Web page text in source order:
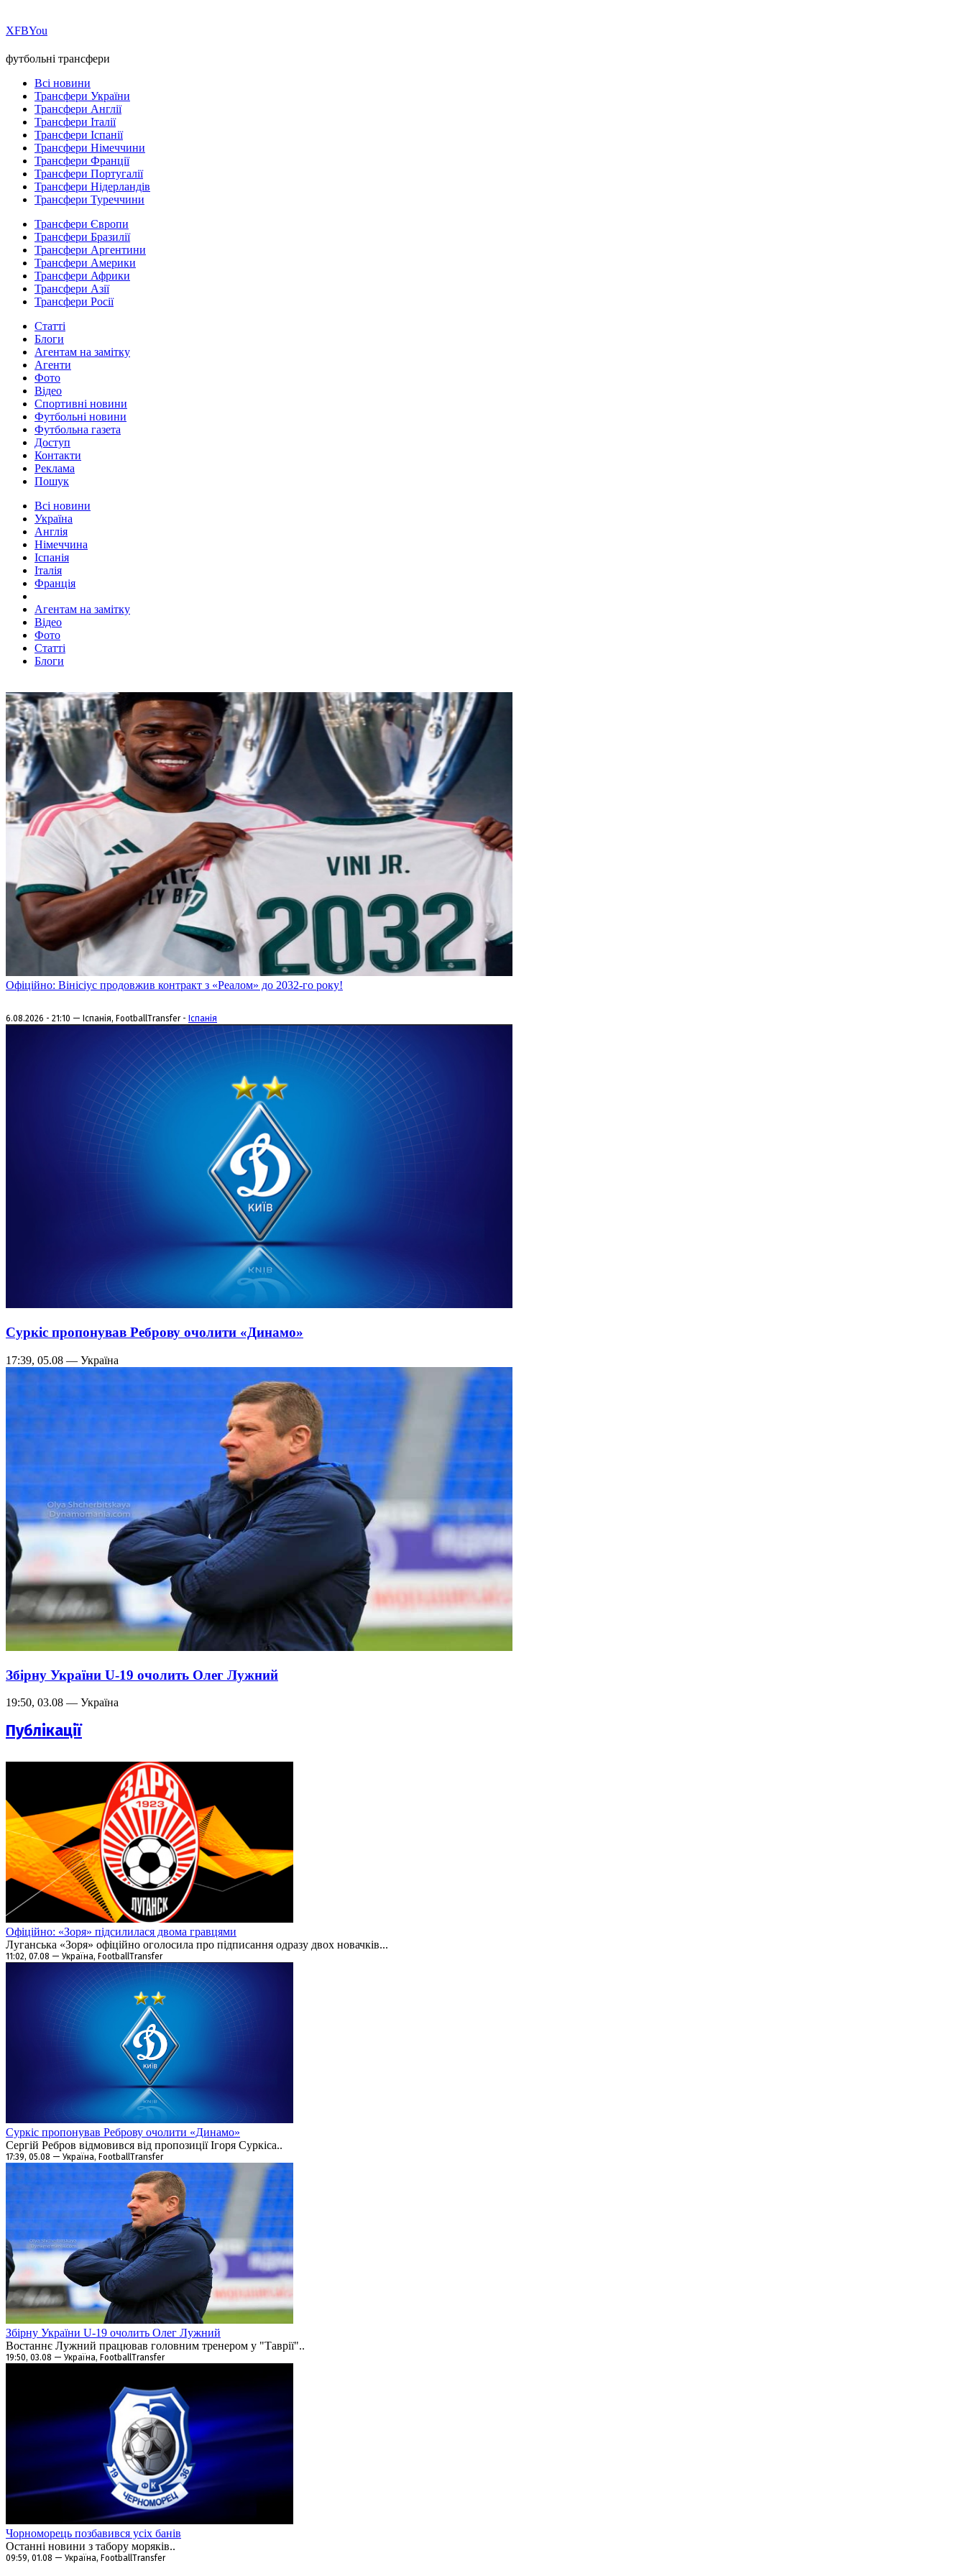
ХFBYou
футбольні трансфери
Всі новини
Трансфери України
Трансфери Англії
Трансфери Італії
Трансфери Іспанії
Трансфери Німеччини
Трансфери Франції
Трансфери Португалії
Трансфери Нідерландів
Трансфери Туреччини
Трансфери Європи
Трансфери Бразилії
Трансфери Аргентини
Трансфери Америки
Трансфери Африки
Трансфери Азії
Трансфери Росії
Статті
Блоги
Агентам на замітку
Агенти
Фото
Відео
Спортивні новини
Футбольні новини
Футбольна газета
Доступ
Контакти
Реклама
Пошук
Всі новини
Україна
Англія
Німеччина
Іспанія
Італія
Франція
Агентам на замітку
Відео
Фото
Статті
Блоги
Офіційно: Вінісіус продовжив контракт з «Реалом» до 2032-го року!
6.08.2026 - 21:10 — Іспанія, FootballTransfer - Іспанія
Суркіс пропонував Реброву очолити «Динамо»
17:39, 05.08 — Україна
Збірну України U-19 очолить Олег Лужний
19:50, 03.08 — Україна
Публікації
Офіційно: «Зоря» підсилилася двома гравцями
Луганська «Зоря» офіційно оголосила про підписання одразу двох новачків...
11:02, 07.08 — Україна, FootballTransfer
Суркіс пропонував Реброву очолити «Динамо»
Сергій Ребров відмовився від пропозиції Ігоря Суркіса..
17:39, 05.08 — Україна, FootballTransfer
Збірну України U-19 очолить Олег Лужний
Востаннє Лужний працював головним тренером у "Таврії"..
19:50, 03.08 — Україна, FootballTransfer
Чорноморець позбавився усіх банів
Останні новини з табору моряків..
09:59, 01.08 — Україна, FootballTransfer